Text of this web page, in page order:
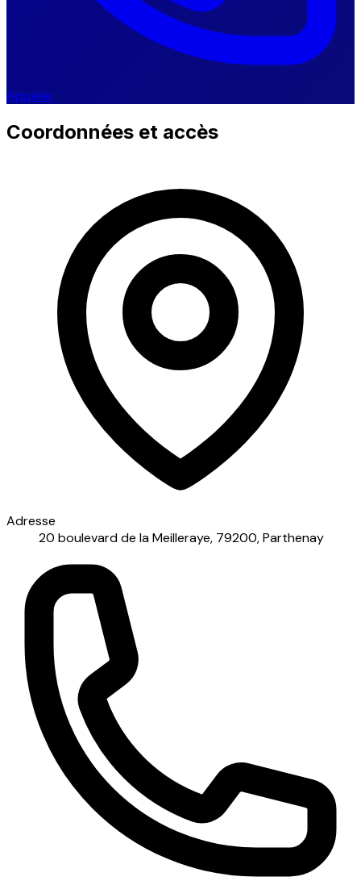
Appeler
Coordonnées et accès
Adresse
20 boulevard de la Meilleraye, 79200, Parthenay